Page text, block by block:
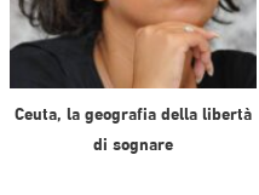
Ceuta, la geografia della libertà
di sognare